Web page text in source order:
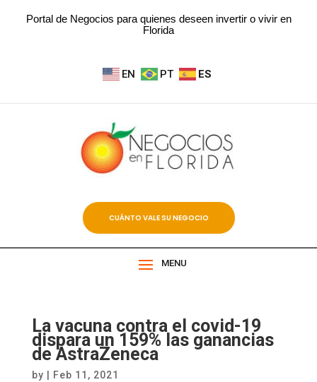
Portal de Negocios para quienes deseen invertir o vivir en
Florida
EN PT ES
CUÁNTO VALE SU NEGOCIO
MENU
La vacuna contra el covid-19
dispara un 159% las ganancias
de AstraZeneca
by Feb 11, 2021